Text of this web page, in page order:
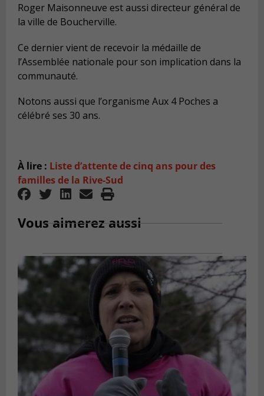
Roger Maisonneuve est aussi directeur général de
la ville de Boucherville.
Ce dernier vient de recevoir la médaille de
l’Assemblée nationale pour son implication dans la
communauté.
Notons aussi que l’organisme Aux 4 Poches a
célébré ses 30 ans.
À lire : Liste d’attente de cinq ans pour des
familles de la Rive-Sud
Vous aimerez aussi